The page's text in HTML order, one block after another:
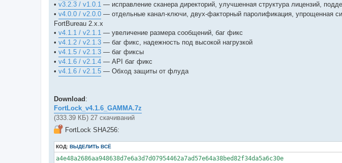
• v3.2.3 / v1.0.1 — исправление сканера директорий, улучшенная структура лицензий,
• v4.0.0 / v2.0.0 — отдельные канал-ключи, двух-факторный паролификация, упрощенная
FortBureau 2.x.x
• v4.1.1 / v2.1.1 — увеличение размера сообщений, баг фикс
• v4.1.2 / v2.1.3 — баг фикс, надежность под высокой нагрузкой
• v4.1.5 / v2.1.3 — баг фиксы
• v4.1.6 / v2.1.4 — API баг фикс
• v4.1.6 / v2.1.5 — Обход защиты от флуда
Download :
FortLock_v4.1.6_GAMMA.7z
(333.39 КБ) 27 скачиваний
FortLock SHA256:
КОД: ВЫДЕЛИТЬ ВСЁ
a4e48a2686aa948638d7e6a3d7d07954462a7ad57e64a38bed82f34da5a6c30e